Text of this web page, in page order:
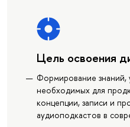
Цель освоения
Формирование знаний,
необходимых для
концепции, записи и
аудиоподкастов в